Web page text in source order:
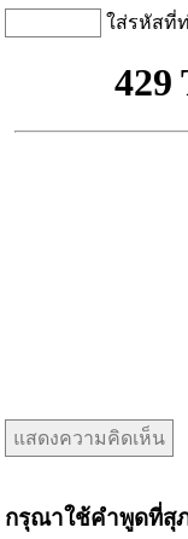
ใส่รหัสที่
กรุณาใช้คำพูดที่สุ